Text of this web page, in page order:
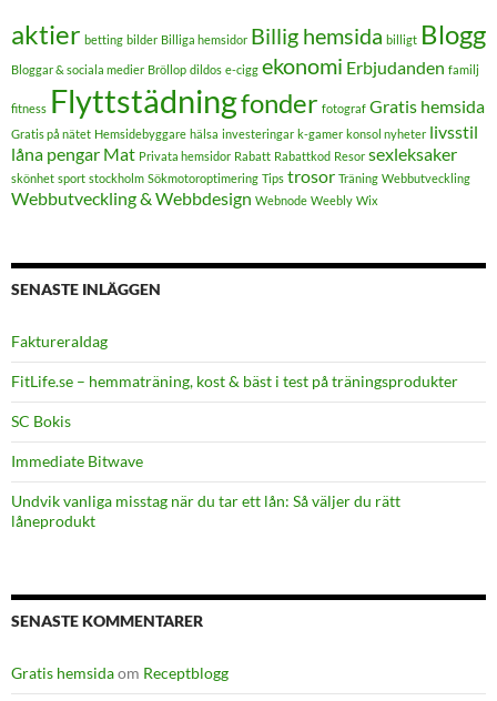
aktier betting bilder Billiga hemsidor Billig hemsida billigt Blogg
Bloggar & sociala medier Bröllop dildos e-cigg ekonomi Erbjudanden familj
fitness Flyttstädningfonder fotograf Gratis hemsida
Gratis på nätet Hemsidebyggare hälsa investeringar k-gamer konsol nyheter livsstil
låna pengar Mat Privata hemsidor Rabatt Rabattkod Resor sexleksaker
skönhet sport stockholm Sökmotoroptimering Tips trosor Träning Webbutveckling
Webbutveckling & Webbdesign Webnode Weebly Wix
SENASTE INLÄGGEN
FaktureraIdag
FitLife.se – hemmaträning, kost & bäst i test på träningsprodukter
SC Bokis
Immediate Bitwave
Undvik vanliga misstag när du tar ett lån: Så väljer du rätt
låneprodukt
SENASTE KOMMENTARER
Gratis hemsidaom Receptblogg